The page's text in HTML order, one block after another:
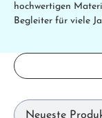
hochwertigen
Begleiter für viele